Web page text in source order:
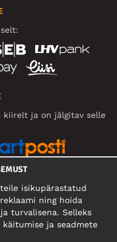
kiirelt ja on jälgitav selle
isikupärastatud
ning hoida
turvalisena. Selleks
ja seadmete